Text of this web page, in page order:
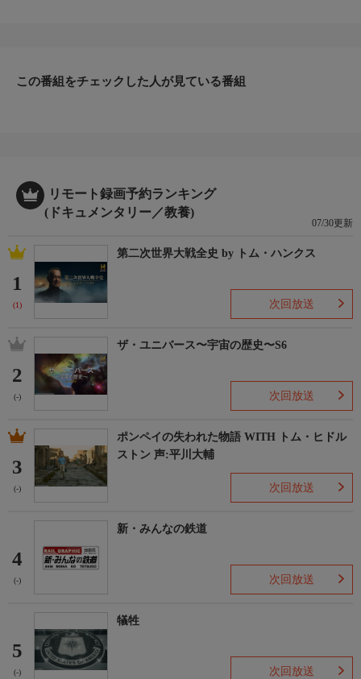
この番組をチェックした人が見ている番組
リモート録画予約ランキング
(ドキュメンタリー／教養)
07/30更新
1
(1)
第二次世界大戦全史 by トム・ハンクス
次回放送
2
(-)
ザ・ユニバース〜宇宙の歴史〜S6
次回放送
3
(-)
ポンペイの失われた物語 WITH トム・ヒドル
ストン 声:平川大輔
次回放送
4
(-)
新・みんなの鉄道
次回放送
5
(-)
犠牲
次回放送